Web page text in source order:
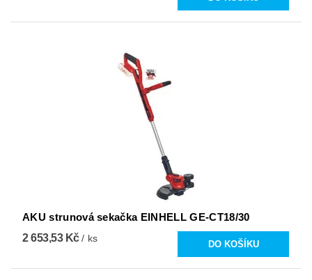
AKU strunová sekačka EINHELL GE-CT18/30
2 653,53 Kč/ ks